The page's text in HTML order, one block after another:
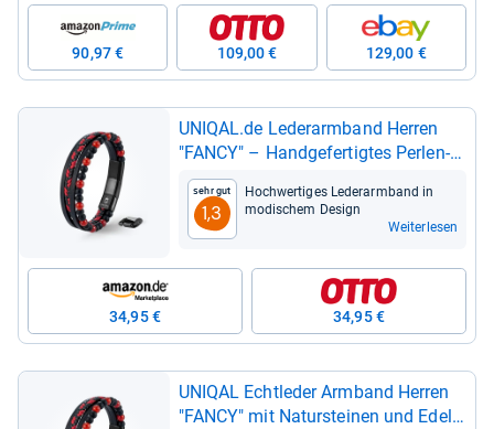
90,97 € 109,00 € 129,00 €
UNI­QAL.de Leder­arm­band Her­ren
"FANCY" – Hand­ge­fer­tig­tes Per­len­
arm­band aus Natur­stein
Sehr gut
1,3
Hoch­wer­ti­ges Leder­arm­band in
modi­schem Design
Weiterlesen
34,95 € 34,95 €
UNI­QAL Echt­le­der Arm­band Her­ren
"FANCY" mit Natur­stei­nen und Edel­